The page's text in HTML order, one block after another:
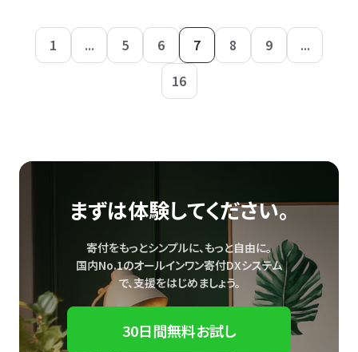
1 ... 5 6 7 8 9
...
16
まずは体験してください。
寄付をもっとシンプルに、もっと自由に。
国内No.1のオールインワン寄付DXシステム
で、支援をはじめましょう。
30日間無料お試し